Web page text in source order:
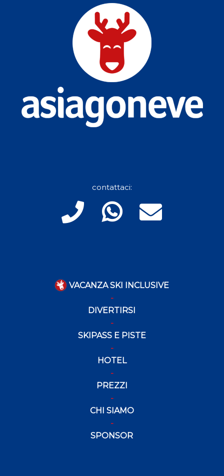
contattaci:
VACANZA SKI INCLUSIVE
DIVERTIRSI
SKIPASS E PISTE
HOTEL
PREZZI
CHI SIAMO
SPONSOR